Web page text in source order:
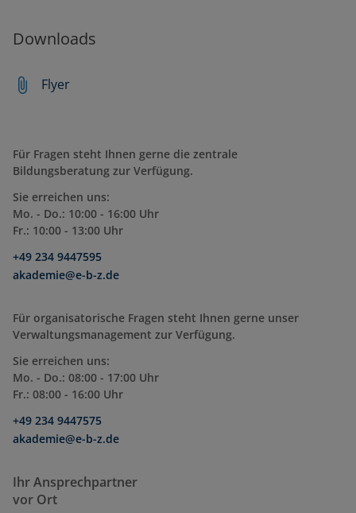
Downloads
Flyer
Für Fragen steht Ihnen gerne die zentrale
Bildungsberatung zur Verfügung.
Sie erreichen uns:
Mo. - Do.: 10:00 - 16:00 Uhr
Fr.: 10:00 - 13:00 Uhr
+49 234 9447595
akademie@e-b-z.de
Für organisatorische Fragen steht Ihnen gerne unser
Verwaltungsmanagement zur Verfügung.
Sie erreichen uns:
Mo. - Do.: 08:00 - 17:00 Uhr
Fr.: 08:00 - 16:00 Uhr
+49 234 9447575
akademie@e-b-z.de
Ihr Ansprechpartner
vor Ort